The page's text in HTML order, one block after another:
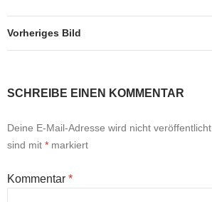
Vorheriges Bild
SCHREIBE EINEN KOMMENTAR
Deine E-Mail-Adresse wird nicht veröffentlicht.
sind mit * markiert
Kommentar *